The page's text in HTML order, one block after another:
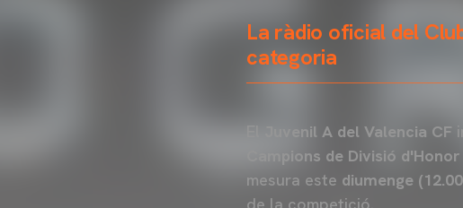
La ràdio oficial del
categoria
Juvenil A del Valencia CF
Campions de Divisió
mesura este diumenge